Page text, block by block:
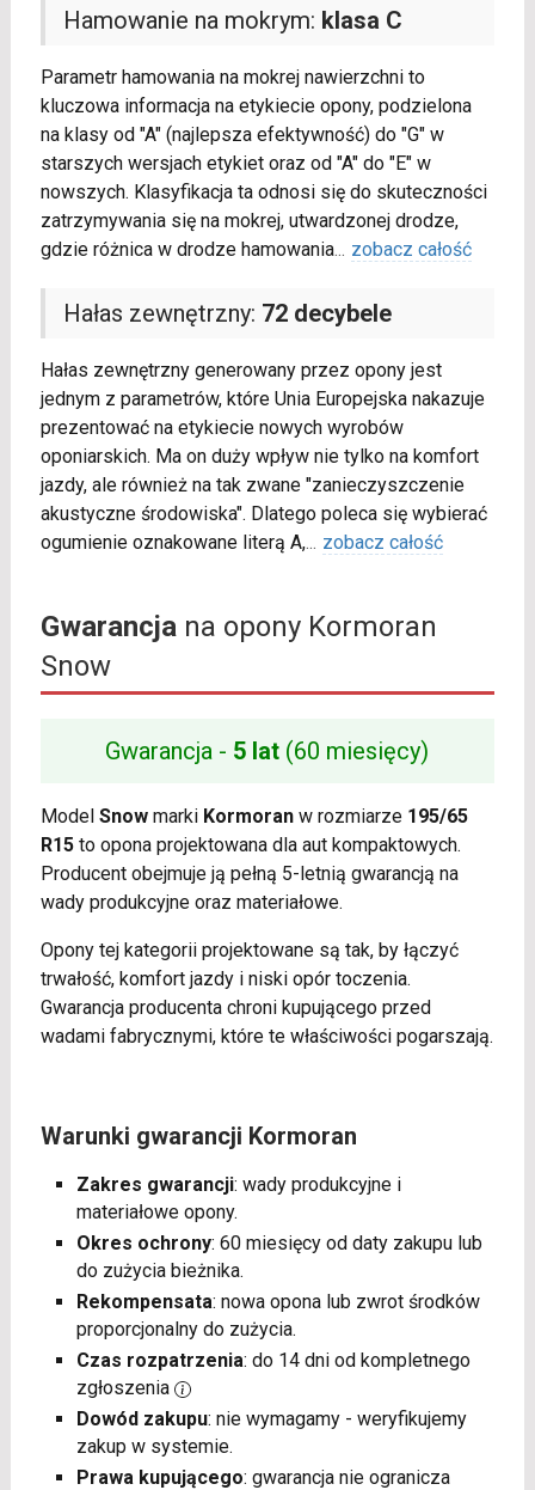
Hamowanie na mokrym: klasa C
Parametr hamowania na mokrej nawierzchni to
kluczowa informacja na etykiecie opony, podzielona
na klasy od "A" (najlepsza efektywność) do "G" w
starszych wersjach etykiet oraz od "A" do "E" w
nowszych. Klasyfikacja ta odnosi się do skuteczności
zatrzymywania się na mokrej, utwardzonej drodze,
gdzie różnica w drodze hamowania... zobacz całość
Hałas zewnętrzny: 72 decybele
Hałas zewnętrzny generowany przez opony jest
jednym z parametrów, które Unia Europejska nakazuje
prezentować na etykiecie nowych wyrobów
oponiarskich. Ma on duży wpływ nie tylko na komfort
jazdy, ale również na tak zwane "zanieczyszczenie
akustyczne środowiska". Dlatego poleca się wybierać
ogumienie oznakowane literą A,... zobacz całość
Gwarancjana opony Kormoran
Snow
Gwarancja - 5 lat (60 miesięcy)
Model Snowmarki Kormoranw rozmiarze 195/65
R15to opona projektowana dla aut kompaktowych.
Producent obejmuje ją pełną 5-letnią gwarancją na
wady produkcyjne oraz materiałowe.
Opony tej kategorii projektowane są tak, by łączyć
trwałość, komfort jazdy i niski opór toczenia.
Gwarancja producenta chroni kupującego przed
wadami fabrycznymi, które te właściwości pogarszają.
Warunki gwarancji Kormoran
Zakres gwarancji: wady produkcyjne i
materiałowe opony.
Okres ochrony: 60 miesięcy od daty zakupu lub
do zużycia bieżnika.
Rekompensata: nowa opona lub zwrot środków
proporcjonalny do zużycia.
Czas rozpatrzenia: do 14 dni od kompletnego
zgłoszenia
Dowód zakupu: nie wymagamy - weryfikujemy
zakup w systemie.
Prawa kupującego: gwarancja nie ogranicza